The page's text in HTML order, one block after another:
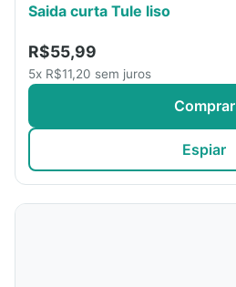
Saida curta Tule liso
R$55,99
5x R$11,20 sem juros
Comprar
Espiar